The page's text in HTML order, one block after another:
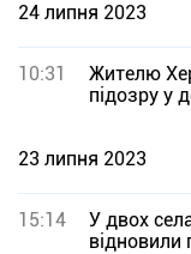
24 липня 2023
10:31
Жителю
підозру у
23 липня 2023
15:14
У двох
відновили